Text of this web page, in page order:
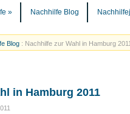
» Nachhilfe Blog
Blog : Nachhilfe zur Wahl in Hamburg 2011
in Hamburg 2011